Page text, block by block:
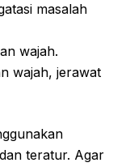
masalah
wajah.
wajah, jerawat
teratur. Agar